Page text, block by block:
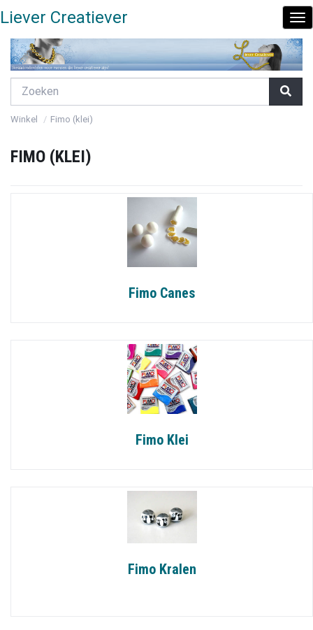
Liever Creatiever
Winkel Fimo (klei)
FIMO (KLEI)
Fimo Canes
Fimo Klei
Fimo Kralen